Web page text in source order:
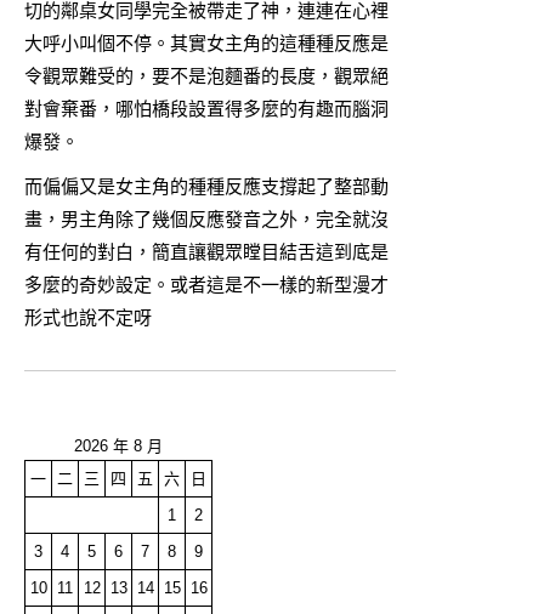
切的鄰桌女同學完全被帶走了神，連連在心裡
大呼小叫個不停。其實女主角的這種種反應是
令觀眾難受的，要不是泡麵番的長度，觀眾絕
對會棄番，哪怕橋段設置得多麼的有趣而腦洞
爆發。
而偏偏又是女主角的種種反應支撐起了整部動
畫，男主角除了幾個反應發音之外，完全就沒
有任何的對白，簡直讓觀眾瞠目結舌這到底是
多麼的奇妙設定。或者這是不一樣的新型漫才
形式也說不定呀
2026 年 8 月
一 二 三 四 五 六
日
1
2
3
4 5 6 7 8
9
10
11 12 13 14 15
16